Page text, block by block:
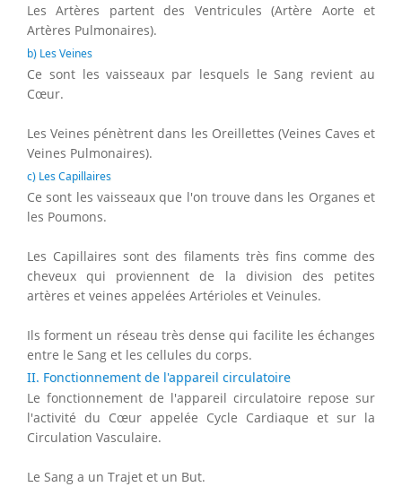
Les Artères partent des Ventricules (Artère Aorte et
Artères Pulmonaires).
b) Les Veines
Ce sont les vaisseaux par lesquels le Sang revient au
Cœur.
Les Veines pénètrent dans les Oreillettes (Veines Caves et
Veines Pulmonaires).
c) Les Capillaires
Ce sont les vaisseaux que l'on trouve dans les Organes et
les Poumons.
Les Capillaires sont des filaments très fins comme des
cheveux qui proviennent de la division des petites
artères et veines appelées Artérioles et Veinules.
Ils forment un réseau très dense qui facilite les échanges
entre le Sang et les cellules du corps.
II. Fonctionnement de l'appareil circulatoire
Le fonctionnement de l'appareil circulatoire repose sur
l'activité du Cœur appelée Cycle Cardiaque et sur la
Circulation Vasculaire.
Le Sang a un Trajet et un But.